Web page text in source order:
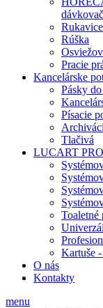
Rukavice
Rúška
Pracie
Kancelárske
Pásky
Písacie
Tlačivá
LUCART
Toaletné
Kartuše
O nás
Kontakty
menu